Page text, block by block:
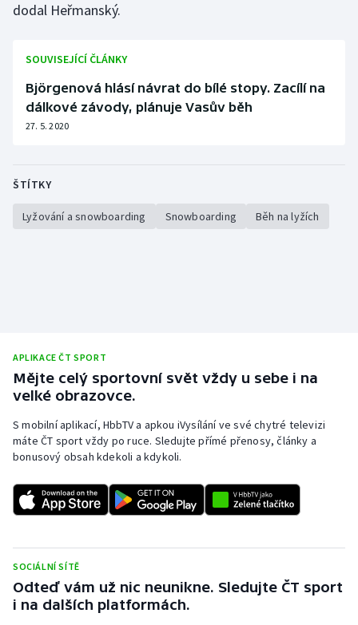
dodal Heřmanský.
SOUVISEJÍCÍ ČLÁNKY
Björgenová hlásí návrat do bílé stopy. Zacílí na
dálkové závody, plánuje Vasův běh
27. 5. 2020
ŠTÍTKY
Lyžování a snowboarding Snowboarding Běh na lyžích
APLIKACE ČT SPORT
Mějte celý sportovní svět vždy u sebe i na
velké obrazovce.
S mobilní aplikací, HbbTV a apkou iVysílání ve své chytré televizi
máte ČT sport vždy po ruce. Sledujte přímé přenosy, články a
bonusový obsah kdekoli a kdykoli.
SOCIÁLNÍ SÍTĚ
Odteď vám už nic neunikne. Sledujte ČT sport
i na dalších platformách.